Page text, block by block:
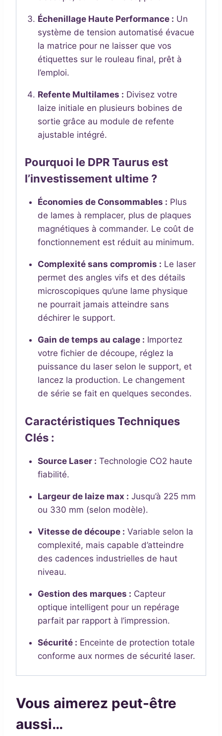
Échenillage Haute Performance : Un
système de tension automatisé évacue
la matrice pour ne laisser que vos
étiquettes sur le rouleau final, prêt à
l’emploi.
Refente Multilames : Divisez votre
laize initiale en plusieurs bobines de
sortie grâce au module de refente
ajustable intégré.
Pourquoi le DPR Taurus est
l’investissement ultime ?
Économies de Consommables : Plus
de lames à remplacer, plus de plaques
magnétiques à commander. Le coût de
fonctionnement est réduit au minimum.
Complexité sans compromis : Le laser
permet des angles vifs et des détails
microscopiques qu’une lame physique
ne pourrait jamais atteindre sans
déchirer le support.
Gain de temps au calage : Importez
votre fichier de découpe, réglez la
puissance du laser selon le support, et
lancez la production. Le changement
de série se fait en quelques secondes.
Caractéristiques Techniques
Clés :
Source Laser : Technologie CO2 haute
fiabilité.
Largeur de laize max : Jusqu’à 225 mm
ou 330 mm (selon modèle).
Vitesse de découpe : Variable selon la
complexité, mais capable d’atteindre
des cadences industrielles de haut
niveau.
Gestion des marques : Capteur
optique intelligent pour un repérage
parfait par rapport à l’impression.
Sécurité : Enceinte de protection totale
conforme aux normes de sécurité laser.
Vous aimerez peut-être
aussi…